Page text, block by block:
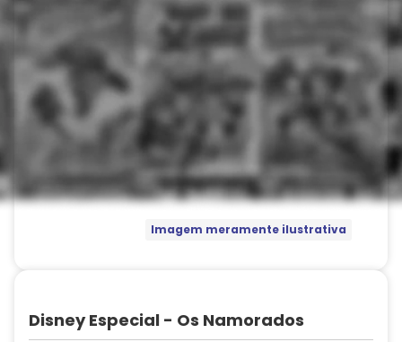
Imagem meramente ilustrativa
Disney Especial - Os Namorados